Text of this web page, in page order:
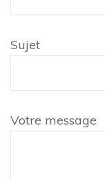
Sujet
Votre message